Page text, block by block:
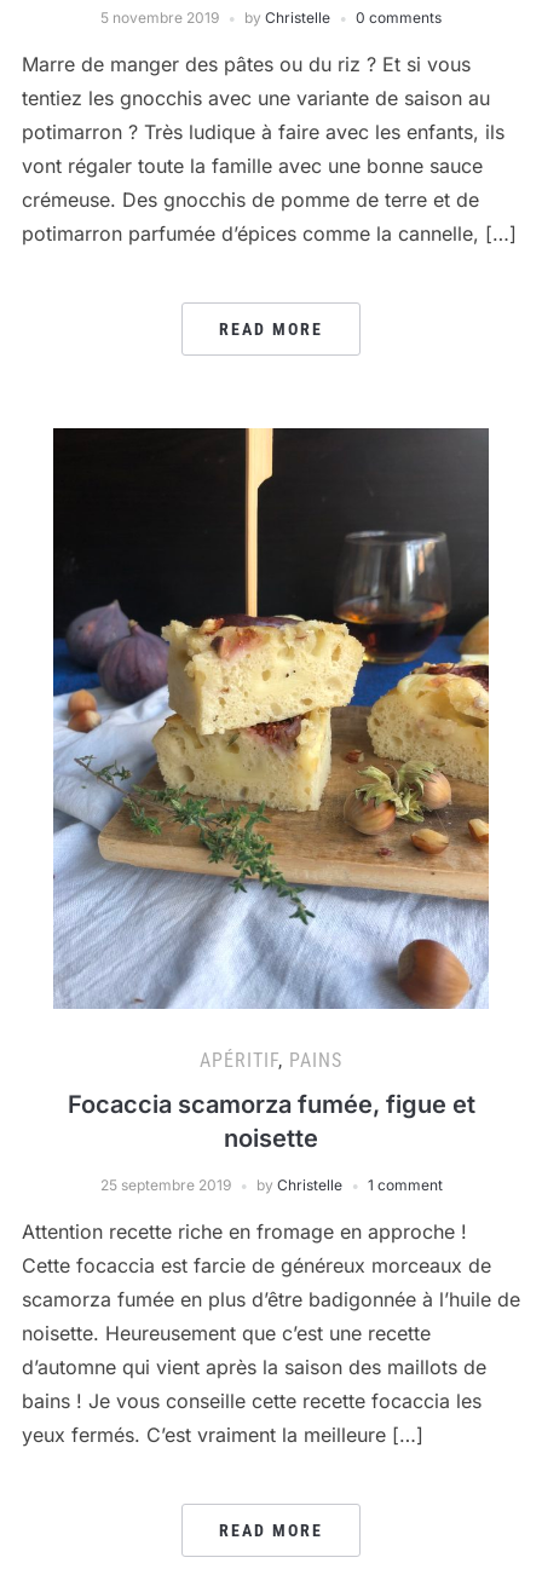
5 novembre 2019 by Christelle 0 comments
Marre de manger des pâtes ou du riz ? Et si vous
tentiez les gnocchis avec une variante de saison au
potimarron ? Très ludique à faire avec les enfants, ils
vont régaler toute la famille avec une bonne sauce
crémeuse. Des gnocchis de pomme de terre et de
potimarron parfumée d’épices comme la cannelle, […]
READ MORE
APÉRITIF, PAINS
Focaccia scamorza fumée, figue et
noisette
25 septembre 2019 by Christelle 1 comment
Attention recette riche en fromage en approche !
Cette focaccia est farcie de généreux morceaux de
scamorza fumée en plus d’être badigonnée à l’huile de
noisette. Heureusement que c’est une recette
d’automne qui vient après la saison des maillots de
bains ! Je vous conseille cette recette focaccia les
yeux fermés. C’est vraiment la meilleure […]
READ MORE